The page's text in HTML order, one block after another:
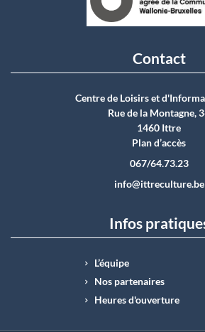
Contact
Centre de Loisirs et
Rue de la Montagne,
1460 Ittre
Plan d’accès
067/64.73.23
info@ittreculture.be
Infos
L’équipe
Nos partenaires
Heures d'ouverture